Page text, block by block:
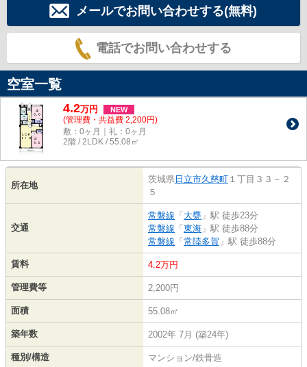
メールでお問い合わせする(無料)
電話でお問い合わせする
空室一覧
4.2万円 NEW
(管理費・共益費 2,200円)
敷：0ヶ月｜礼：0ヶ月
2階 / 2LDK / 55.08㎡
所在地
茨城県 日立市久慈町 １丁目３３－２
５
交通
常磐線 「 大甕 」駅 徒歩23分
常磐線 「 東海 」駅 徒歩88分
常磐線 「 常陸多賀 」駅 徒歩88分
賃料 4.2万円
管理費等 2,200円
面積 55.08㎡
築年数 2002年 7月 (築24年)
種別/構造 マンション/鉄骨造